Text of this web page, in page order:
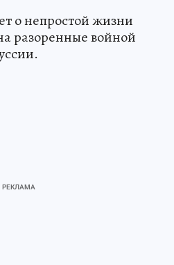
о непростой жизни
разоренные войной